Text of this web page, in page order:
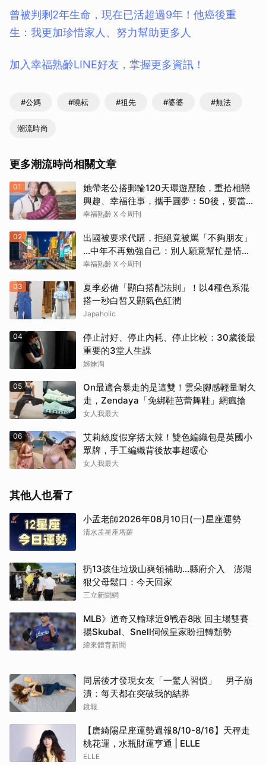
曾被判剩2年生命，現在已活超過9年！他癌後重
生：我更加珍惜家人、努力幫助更多人
加入幸福熟齡LINE好友，掌握更多資訊！
#公媽 #曉耘 #祖先 #婆婆 #無法
潮流時尚
更多潮流時尚相關文章
01
她帶老公搭郵輪120天環遊歷險，重拾相戀
興趣、幸福往事，攜手圓夢：50後，要當懂
生活演員！
幸福熟齡 X 今周刊
02
出國被要求代購，拒絕竟被罵「不夠朋友」
…中年不再勉強自己：別人願意幫忙是情
分，不是本分
幸福熟齡 X 今周刊
03
夏季必備「顯白搭配法則」！以4種色系混
搭一秒白皙又顯氣色紅潤
Japaholic
04
停止討好、停止內耗、停止比較：30歲後最
重要的3堂人生課
姊妹淘
05
On最適合暴走的是這雙！雲朵腳感輕量耐久
走，Zendaya「免綁鞋芭蕾舞鞋」網瘋搶
女人我最大
06
艾莉絲度假穿搭太辣！雙色編織包是英國小
眾牌，手工編織背後故事超暖心
女人我最大
其他人也看了
小孟老師2026年08月10日(一)星座運勢
清水孟星座塔羅
扔13孩住垃圾山爽領補助…縣府介入 澎湖
狠父母鬆口：今天回家
三立新聞網
MLB》道奇又輸球近9戰吞8敗 回主場雙賽
揚Skubal、Snell伺候皇家盼扭轉頹勢
緯來體育新聞
同居後才發現女友「一驚人習慣」 男子崩
潰：每天都在突破我的結界
鏡報
【唐綺陽星座運勢週報8/10-8/16】天秤走
桃花運，水瓶財運亨通 | ELLE
ELLE